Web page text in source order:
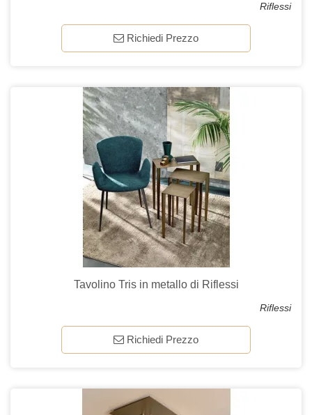
Riflessi
Richiedi Prezzo
Tavolino Tris in metallo di Riflessi
Riflessi
Richiedi Prezzo